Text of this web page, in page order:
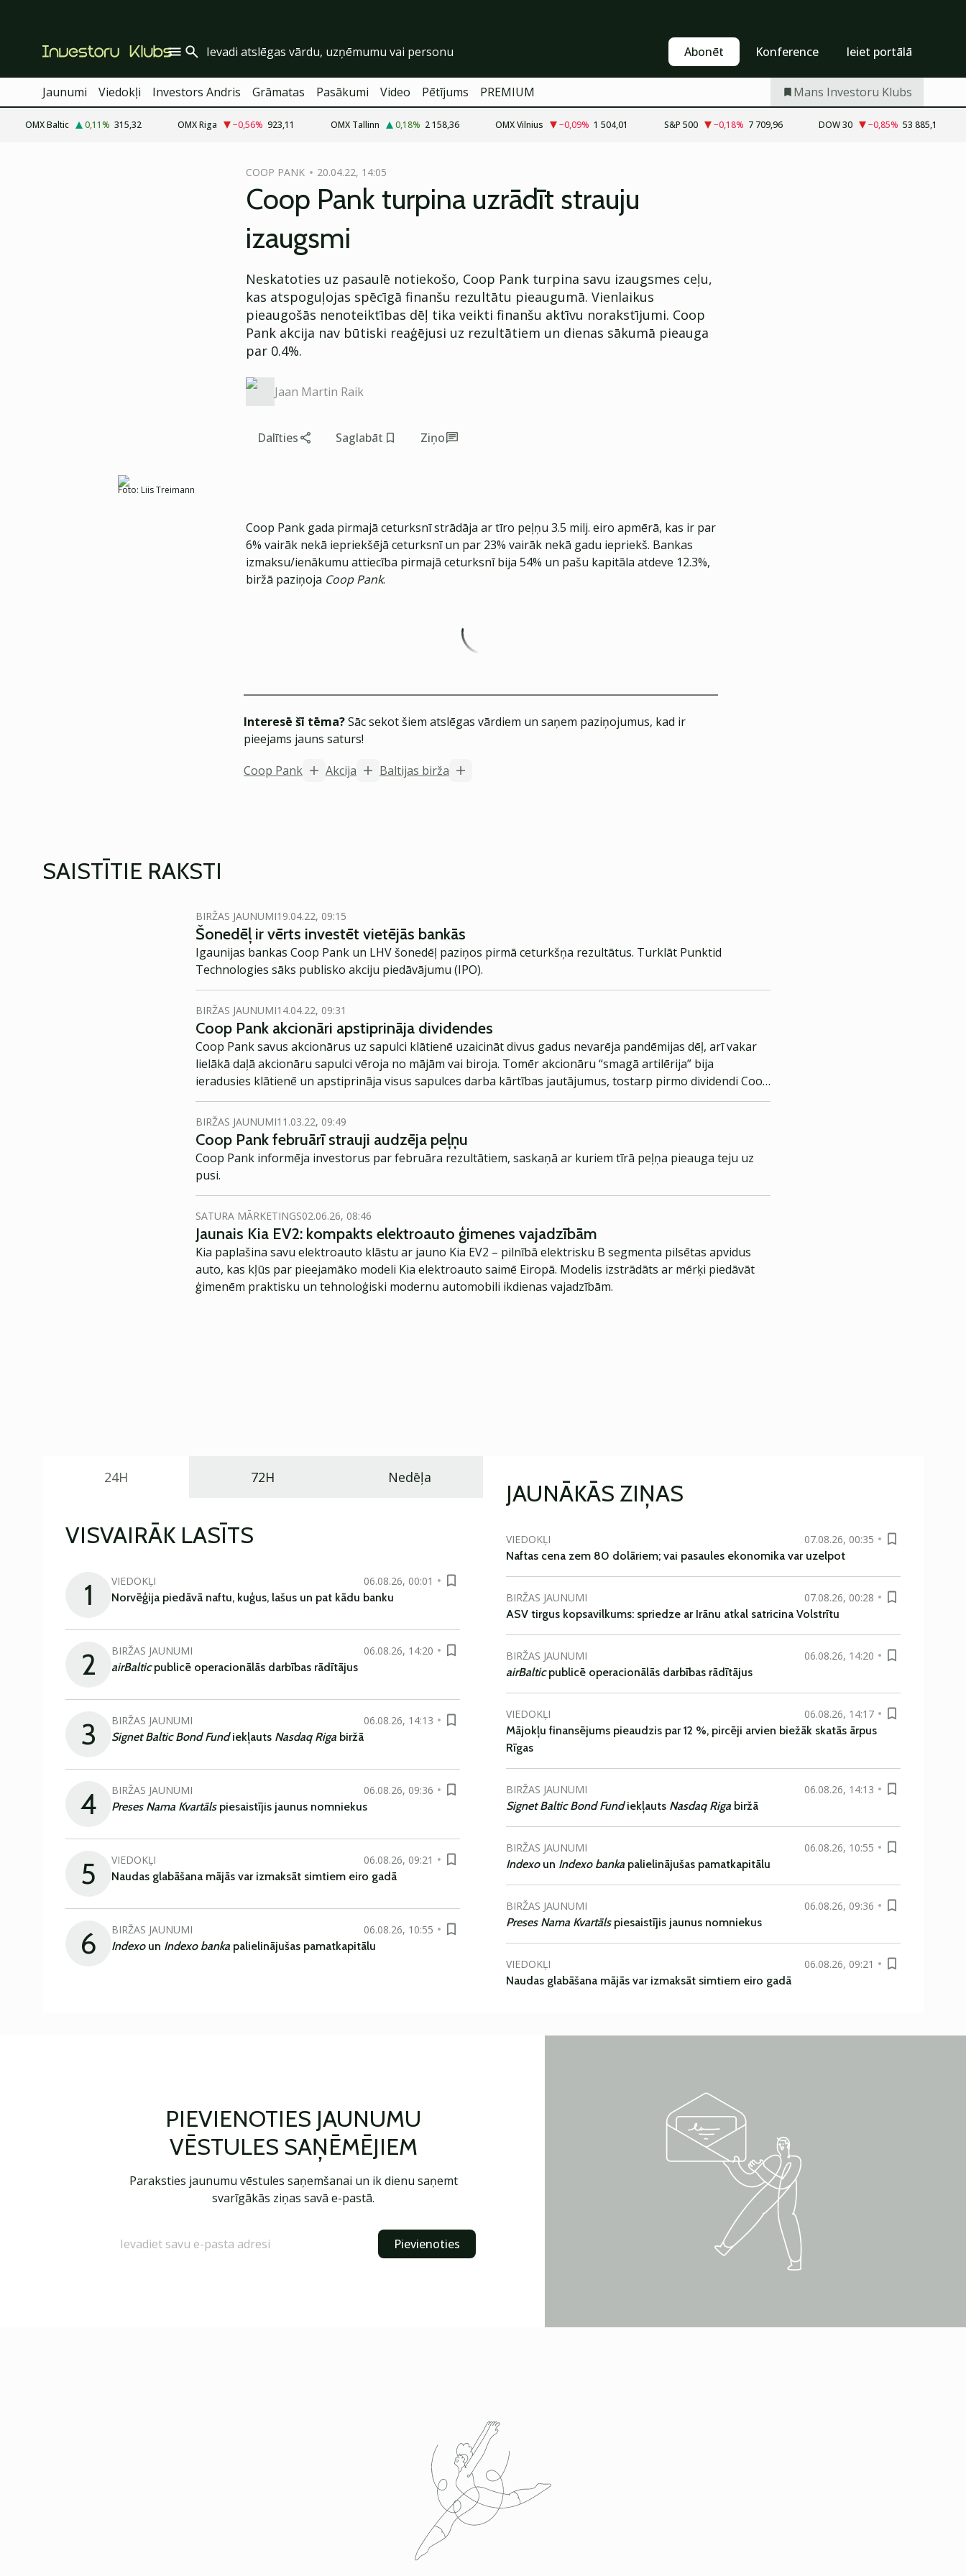
Abonēt Konference Ieiet portālā
Jaunumi Viedokļi Investors Andris Grāmatas Pasākumi Video Pētījums PREMIUM Mans Investoru Klubs
OMX Baltic 0,11% 315,32 OMX Riga −0,56% 923,11 OMX Tallinn 0,18% 2 158,36 OMX Vilnius −0,09% 1 504,01 S&P 500 −0,18% 7 709,96 DOW 30 −0,85% 53 885,1
COOP PANK 20.04.22, 14:05
Coop Pank turpina uzrādīt strauju
izaugsmi
Neskatoties uz pasaulē notiekošo, Coop Pank turpina savu izaugsmes ceļu,
kas atspoguļojas spēcīgā finanšu rezultātu pieaugumā. Vienlaikus
pieaugošās nenoteiktības dēļ tika veikti finanšu aktīvu norakstījumi. Coop
Pank akcija nav būtiski reaģējusi uz rezultātiem un dienas sākumā pieauga
par 0.4%.
Jaan Martin Raik
Dalīties Saglabāt Ziņo
Foto: Liis Treimann
Coop Pank gada pirmajā ceturksnī strādāja ar tīro peļņu 3.5 milj. eiro apmērā, kas ir par
6% vairāk nekā iepriekšējā ceturksnī un par 23% vairāk nekā gadu iepriekš. Bankas
izmaksu/ienākumu attiecība pirmajā ceturksnī bija 54% un pašu kapitāla atdeve 12.3%,
biržā paziņoja Coop Pank.
Interesē šī tēma?Sāc sekot šiem atslēgas vārdiem un saņem paziņojumus, kad ir
pieejams jauns saturs!
Coop Pank
Akcija Baltijas birža
SAISTĪTIE RAKSTI
BIRŽAS JAUNUMI19.04.22, 09:15
Šonedēļ ir vērts investēt vietējās bankās
Igaunijas bankas Coop Pank un LHV šonedēļ paziņos pirmā ceturkšņa rezultātus. Turklāt Punktid
Technologies sāks publisko akciju piedāvājumu (IPO).
BIRŽAS JAUNUMI14.04.22, 09:31
Coop Pank akcionāri apstiprināja dividendes
Coop Pank savus akcionārus uz sapulci klātienē uzaicināt divus gadus nevarēja pandēmijas dēļ, arī vakar
lielākā daļā akcionāru sapulci vēroja no mājām vai biroja. Tomēr akcionāru “smagā artilērija” bija
ieradusies klātienē un apstiprināja visus sapulces darba kārtības jautājumus, tostarp pirmo dividendi Coop
Pank vēsturē.
BIRŽAS JAUNUMI11.03.22, 09:49
Coop Pank februārī strauji audzēja peļņu
Coop Pank informēja investorus par februāra rezultātiem, saskaņā ar kuriem tīrā peļņa pieauga teju uz
pusi.
SATURA MĀRKETINGS02.06.26, 08:46
Jaunais Kia EV2: kompakts elektroauto ģimenes vajadzībām
Kia paplašina savu elektroauto klāstu ar jauno Kia EV2 – pilnībā elektrisku B segmenta pilsētas apvidus
auto, kas kļūs par pieejamāko modeli Kia elektroauto saimē Eiropā. Modelis izstrādāts ar mērķi piedāvāt
ģimenēm praktisku un tehnoloģiski modernu automobili ikdienas vajadzībām.
24H 72H Nedēļa
VISVAIRĀK LASĪTS
1 VIEDOKĻI
06.08.26, 00:01
Norvēģija piedāvā naftu, kuģus, lašus un pat kādu banku
2 BIRŽAS JAUNUMI
06.08.26, 14:20
airBalticpublicē operacionālās darbības rādītājus
3 BIRŽAS JAUNUMI
06.08.26, 14:13
Signet Baltic Bond Fundiekļauts Nasdaq Riga biržā
4 BIRŽAS JAUNUMI
06.08.26, 09:36
Preses Nama Kvartāls piesaistījis jaunus nomniekus
5 VIEDOKĻI
06.08.26, 09:21
Naudas glabāšana mājās var izmaksāt simtiem eiro gadā
6 BIRŽAS JAUNUMI
06.08.26, 10:55
Indexoun Indexo banka palielinājušas pamatkapitālu
JAUNĀKĀS ZIŅAS
VIEDOKĻI
07.08.26, 00:35
Naftas cena zem 80 dolāriem; vai pasaules ekonomika var uzelpot
BIRŽAS JAUNUMI
07.08.26, 00:28
ASV tirgus kopsavilkums: spriedze ar Irānu atkal satricina Volstrītu
BIRŽAS JAUNUMI
06.08.26, 14:20
airBalticpublicē operacionālās darbības rādītājus
VIEDOKĻI
06.08.26, 14:17
Mājokļu finansējums pieaudzis par 12 %, pircēji arvien biežāk skatās ārpus
Rīgas
BIRŽAS JAUNUMI
06.08.26, 14:13
Signet Baltic Bond Fundiekļauts Nasdaq Riga biržā
BIRŽAS JAUNUMI
06.08.26, 10:55
Indexoun Indexo banka palielinājušas pamatkapitālu
BIRŽAS JAUNUMI
06.08.26, 09:36
Preses Nama Kvartāls piesaistījis jaunus nomniekus
VIEDOKĻI
06.08.26, 09:21
Naudas glabāšana mājās var izmaksāt simtiem eiro gadā
PIEVIENOTIES JAUNUMU
VĒSTULES SAŅĒMĒJIEM
Paraksties jaunumu vēstules saņemšanai un ik dienu saņemt
svarīgākās ziņas savā e-pastā.
Pievienoties